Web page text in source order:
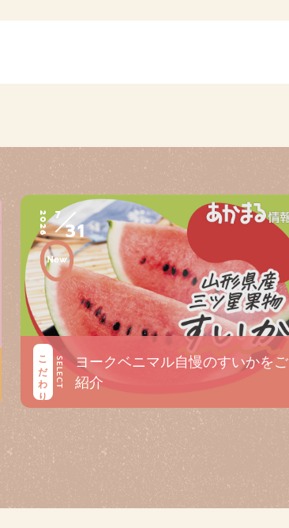
2026 7
31
こだわり SELECT
ヨークベニマル自慢のすいかをご
紹介